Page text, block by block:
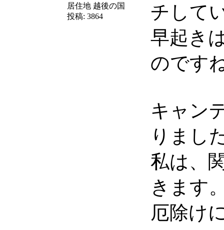
居住地 越後の国
投稿: 3864
チして
早起き
のです
キャン
りまし
私は、
きます
厄除け